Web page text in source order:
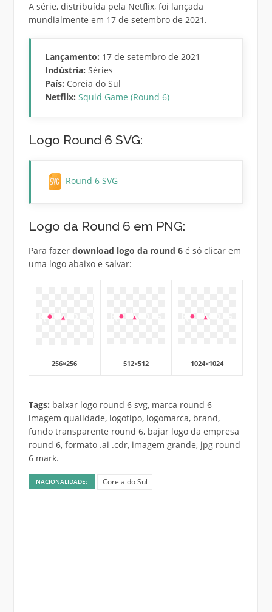
A série, distribuída pela Netflix, foi lançada
mundialmente em 17 de setembro de 2021.
Lançamento: 17 de setembro de 2021
Indústria: Séries
País: Coreia do Sul
Netflix: Squid Game (Round 6)
Logo Round 6 SVG:
Round 6 SVG
Logo da Round 6 em PNG:
Para fazer download logo da round 6é só clicar em
uma logo abaixo e salvar:
256×256 512×512 1024×1024
Tags: baixar logo round 6 svg, marca round 6
imagem qualidade, logotipo, logomarca, brand,
fundo transparente round 6, bajar logo da empresa
round 6, formato .ai .cdr, imagem grande, jpg round
6 mark.
NACIONALIDADE: Coreia do Sul